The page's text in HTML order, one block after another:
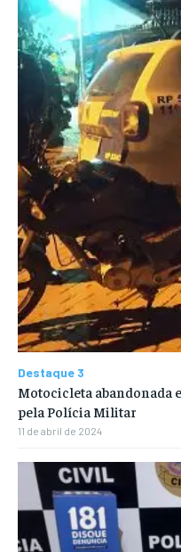
Destaque 3
Motocicleta abandonada
pela Polícia Militar
11 de abril de 2024